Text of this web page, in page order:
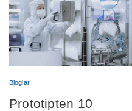
Bloglar
Prototipten 10